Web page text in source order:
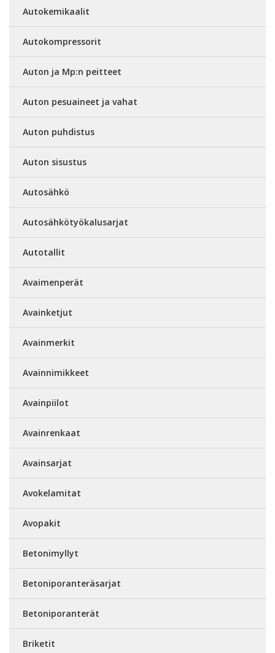
Autokemikaalit
Autokompressorit
Auton ja Mp:n peitteet
Auton pesuaineet ja vahat
Auton puhdistus
Auton sisustus
Autosähkö
Autosähkötyökalusarjat
Autotallit
Avaimenperät
Avainketjut
Avainmerkit
Avainnimikkeet
Avainpiilot
Avainrenkaat
Avainsarjat
Avokelamitat
Avopakit
Betonimyllyt
Betoniporanteräsarjat
Betoniporanterät
Briketit